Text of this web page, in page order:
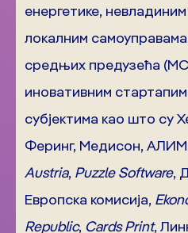
енергетике,
локалним
средњих предузећа
иновативним
субјектима као што су
Феринг, Медисон,
Austria, Puzzle Software,
Европска комисија,
Republic, Cards Print,